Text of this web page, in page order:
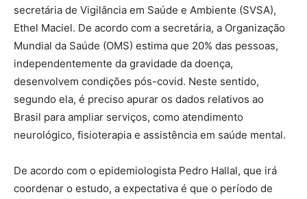
secretária de Vigilância em Saúde e Ambiente (SVSA),
Ethel Maciel. De acordo com a secretária, a Organização
Mundial da Saúde (OMS) estima que 20% das pessoas,
independentemente da gravidade da doença,
desenvolvem condições pós-covid. Neste sentido,
segundo ela, é preciso apurar os dados relativos ao
Brasil para ampliar serviços, como atendimento
neurológico, fisioterapia e assistência em saúde mental.
De acordo com o epidemiologista Pedro Hallal, que irá
coordenar o estudo, a expectativa é que o período de